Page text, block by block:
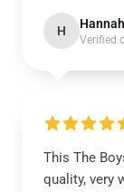
H Hannah
Verified
This The
quality, very